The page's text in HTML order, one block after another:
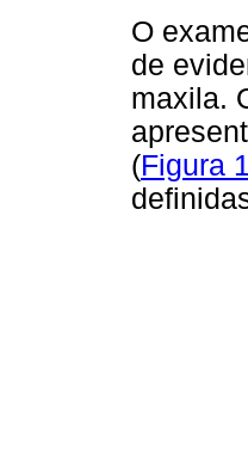
O
de
maxila.
(Figura 1